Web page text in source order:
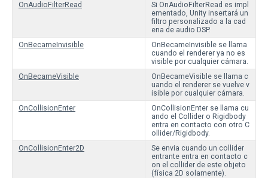
OnAudioFilterRead
Si OnAudioFilterRead es impl
ementado, Unity insertará un
filtro personalizado a la cad
ena de audio DSP.
OnBecameInvisible
OnBecameInvisible se llama
cuando el renderer ya no es
visible por cualquier cámara.
OnBecameVisible
OnBecameVisible se llama c
uando el renderer se vuelve v
isible por cualquier cámara.
OnCollisionEnter
OnCollisionEnter se llama cu
ando el Collider o Rigidbody
entra en contacto con otro C
ollider/Rigidbody.
OnCollisionEnter2D
Se envia cuando un collider
entrante entra en contacto c
on el collider de este objeto
(física 2D solamente).